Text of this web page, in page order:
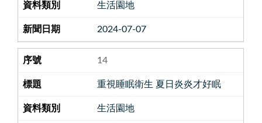
生活園地
2024-07-07
14
重視睡眠衛生 夏日炎炎才好眠
生活園地